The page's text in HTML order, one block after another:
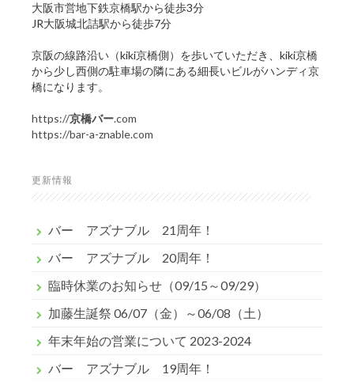
大阪市営地下鉄京橋駅から徒歩3分
JR大阪城北詰駅から徒歩7分
京阪の線路沿い（kiki京橋側）を歩いていただき、kiki京橋
から少し西側の駐車場の隣にある細長いビルがハンディ京
橋になります。
https://京橋バー.com
https://bar-a-znable.com
更新情報
バー アズナブル 21周年！
バー アズナブル 20周年！
臨時休業のお知らせ（09/15～09/29）
加藤生誕祭 06/07（金）～06/08（土）
年末年始の営業について 2023-2024
バー アズナブル 19周年！